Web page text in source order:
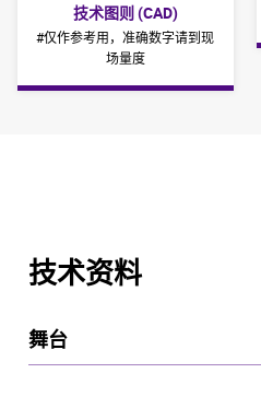
技术图则 (CAD)
#仅作参考用，准确数字请到现
场量度
技术资料
舞台